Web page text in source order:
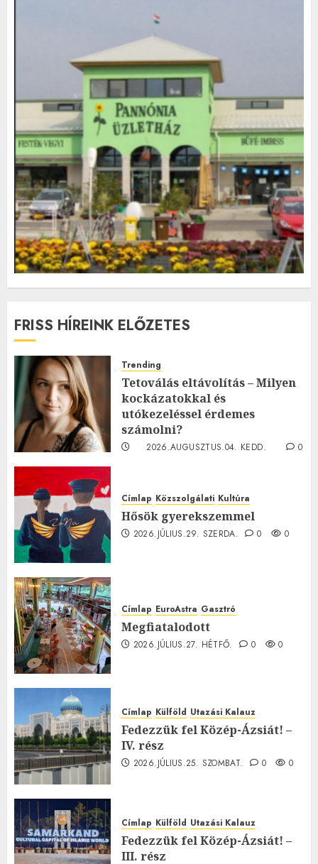
FRISS HÍREINK ELŐZETES
Trending
Tetoválás eltávolítás – Milyen
kockázatokkal és
utókezeléssel érdemes
számolni?
2026.AUGUSZTUS.04. KEDD.
0
Címlap Közszolgálati Kultúra
Hősök gyerekszemmel
2026.JÚLIUS.29. SZERDA. 0 0
Címlap EuroAstra Gasztró
Megfiatalodott
2026.JÚLIUS.27. HÉTFŐ. 0 0
Címlap Külföld Utazási Kalauz
Fedezzük fel Közép-Ázsiát! –
IV. rész
2026.JÚLIUS.25. SZOMBAT. 0 0
Címlap Külföld Utazási Kalauz
Fedezzük fel Közép-Ázsiát! –
III. rész